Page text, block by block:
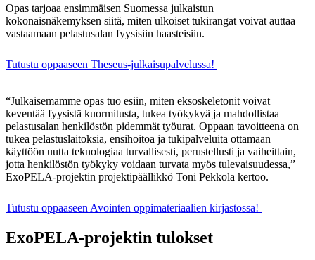
Opas tarjoaa ensimmäisen Suomessa julkaistun
kokonaisnäkemyksen siitä, miten ulkoiset tukirangat voivat auttaa
vastaamaan pelastusalan fyysisiin haasteisiin.
Tutustu oppaaseen Theseus-julkaisupalvelussa!
“Julkaisemamme opas tuo esiin, miten eksoskeletonit voivat
keventää fyysistä kuormitusta, tukea työkykyä ja mahdollistaa
pelastusalan henkilöstön pidemmät työurat. Oppaan tavoitteena on
tukea pelastuslaitoksia, ensihoitoa ja tukipalveluita ottamaan
käyttöön uutta teknologiaa turvallisesti, perustellusti ja vaiheittain,
jotta henkilöstön työkyky voidaan turvata myös tulevaisuudessa,”
ExoPELA-projektin projektipäällikkö Toni Pekkola kertoo.
Tutustu oppaaseen Avointen oppimateriaalien kirjastossa!
ExoPELA-projektin tulokset